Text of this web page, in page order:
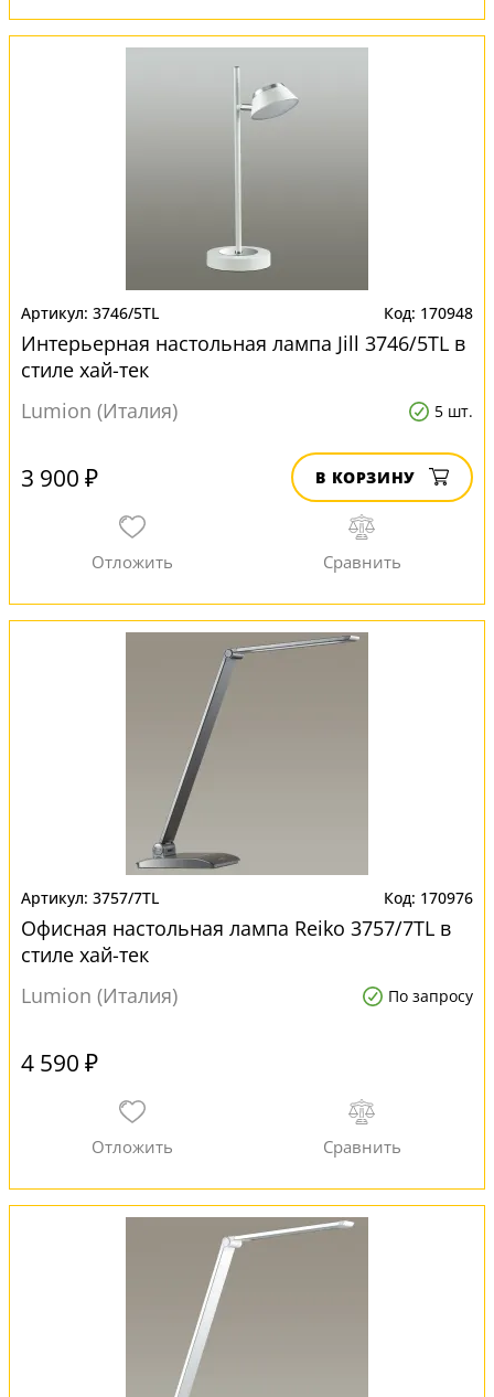
3746/5TL 170948
Интерьерная настольная лампа Jill 3746/5TL в
стиле хай-тек
Lumion (Италия)
5 шт.
3 900 ₽ В КОРЗИНУ
3757/7TL 170976
Офисная настольная лампа Reiko 3757/7TL в
стиле хай-тек
Lumion (Италия)
По запросу
4 590 ₽